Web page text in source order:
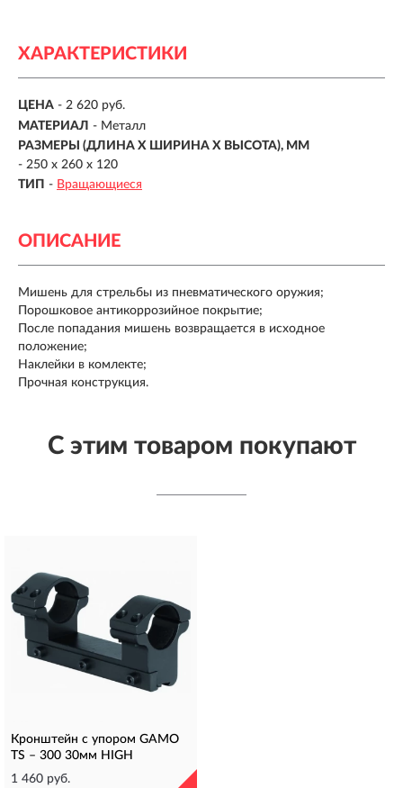
ХАРАКТЕРИСТИКИ
ЦЕНА - 2 620 руб.
МАТЕРИАЛ - Металл
РАЗМЕРЫ (ДЛИНА X ШИРИНА X ВЫСОТА), ММ
- 250 x 260 x 120
ТИП - Вращающиеся
ОПИСАНИЕ
Мишень для стрельбы из пневматического оружия;
Порошковое антикоррозийное покрытие;
После попадания мишень возвращается в исходное
положение;
Наклейки в комлекте;
Прочная конструкция.
С этим товаром покупают
Кронштейн с упором GAMO
TS – 300 30мм HIGH
1 460 руб.